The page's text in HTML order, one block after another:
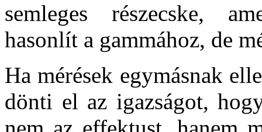
semleges részecske,
hasonlít a gammához, de
Ha mérések egymásnak
dönti el az igazságot,